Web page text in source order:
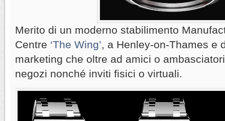
Merito di un moderno stabilimento
Centre ‘The Wing’ , a Henley-on-Thames e
marketing che oltre ad amici o
negozi nonché inviti fisici o virtuali.